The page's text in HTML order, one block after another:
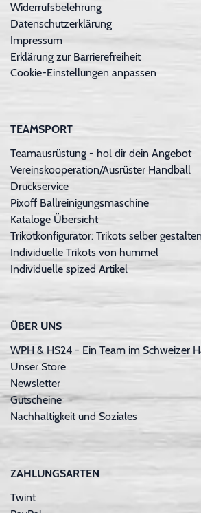
Widerrufsbelehrung
Datenschutzerklärung
Impressum
Erklärung zur Barrierefreiheit
Cookie-Einstellungen anpassen
TEAMSPORT
Teamausrüstung - hol dir dein Angebot
Vereinskooperation/Ausrüster Handball
Druckservice
Pixoff Ballreinigungsmaschine
Kataloge Übersicht
Trikotkonfigurator: Trikots selber gestalten
Individuelle Trikots von hummel
Individuelle spized Artikel
ÜBER UNS
WPH & HS24 - Ein Team im Schweizer
Unser Store
Newsletter
Gutscheine
Nachhaltigkeit und Soziales
ZAHLUNGSARTEN
Twint